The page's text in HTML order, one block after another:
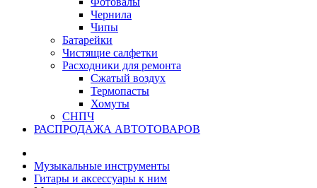
Чернила
Чипы
Батарейки
Чистящие салфетки
Расходники для ремонта
Сжатый воздух
Термопасты
Хомуты
СНПЧ
РАСПРОДАЖА АВТОТОВАРОВ
Музыкальные инструменты
Гитары и аксессуары к ним